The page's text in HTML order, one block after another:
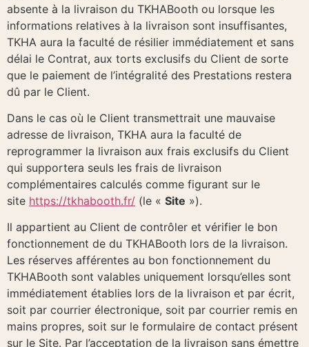
absente à la livraison du TKHABooth ou lorsque les
informations relatives à la livraison sont insuffisantes,
TKHA aura la faculté de résilier immédiatement et sans
délai le Contrat, aux torts exclusifs du Client de sorte
que le paiement de l’intégralité des Prestations restera
dû par le Client.
Dans le cas où le Client transmettrait une mauvaise
adresse de livraison, TKHA aura la faculté de
reprogrammer la livraison aux frais exclusifs du Client
qui supportera seuls les frais de livraison
complémentaires calculés comme figurant sur le
site https://tkhabooth.fr/ (le « Site »).
Il appartient au Client de contrôler et vérifier le bon
fonctionnement de du TKHABooth lors de la livraison.
Les réserves afférentes au bon fonctionnement du
TKHABooth sont valables uniquement lorsqu’elles sont
immédiatement établies lors de la livraison et par écrit,
soit par courrier électronique, soit par courrier remis en
mains propres, soit sur le formulaire de contact présent
sur le Site. Par l’acceptation de la livraison sans émettre